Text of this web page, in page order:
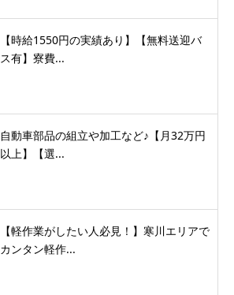
【時給1550円の実績あり】【無料送迎バ
ス有】寮費...
自動車部品の組立や加工など♪【月32万円
以上】【選...
【軽作業がしたい人必見！】寒川エリアで
カンタン軽作...